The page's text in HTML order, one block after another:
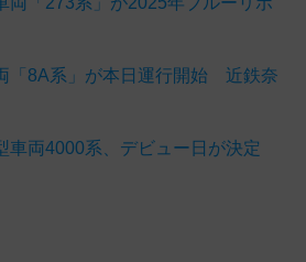
「8A系」が本日運行開始 近鉄奈
車両4000系、デビュー日が決定